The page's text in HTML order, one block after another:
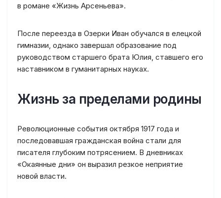
в романе «Жизнь Арсеньева».
После переезда в Озерки Иван обучался в елецкой
гимназии, однако завершал образование под
руководством старшего брата Юлия, ставшего его
наставником в гуманитарных науках.
Жизнь за пределами родины
Революционные события октября 1917 года и
последовавшая гражданская война стали для
писателя глубоким потрясением. В дневниках
«Окаянные дни» он выразил резкое неприятие
новой власти.